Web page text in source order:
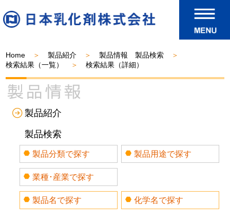
Home 製品紹介
製品情報 製品検索
検索結果（一覧）
検索結果（詳細）
製品紹介
製品検索
製品分類で探す 製品用途で探す
業種･産業で探す
製品名で探す 化学名で探す